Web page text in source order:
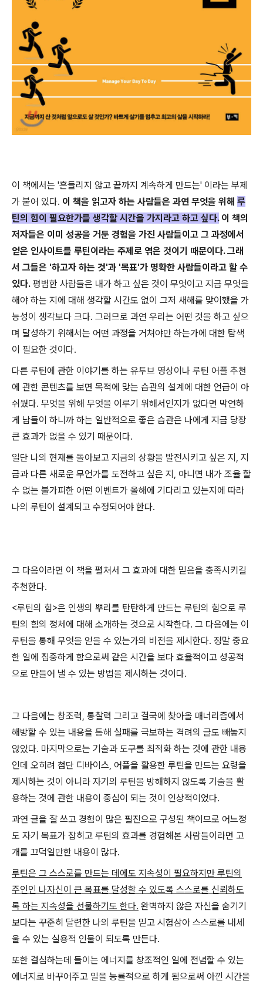
이 책에서는 '흔들리지 않고 끝까지 계속하게 만드는' 이라는 부제
가 붙어 있다. 이 책을 읽고자 하는 사람들은 과연 무엇을 위해 루
틴의 힘이 필요한가를 생각할 시간을 가지라고 하고 싶다.이 책의
저자들은 이미 성공을 거둔 경험을 가진 사람들이고 그 과정에서
얻은 인사이트를 루틴이라는 주제로 엮은 것이기 때문이다. 그래
서 그들은 '하고자 하는 것'과 '목표'가 명확한 사람들이라고 할 수
있다. 평범한 사람들은 내가 하고 싶은 것이 무엇이고 지금 무엇을
해야 하는 지에 대해 생각할 시간도 없이 그저 새해를 맞이했을 가
능성이 생각보다 크다. 그러므로 과연 우리는 어떤 것을 하고 싶으
며 달성하기 위해서는 어떤 과정을 거쳐야만 하는가에 대한 탐색
이 필요한 것이다.
다른 루틴에 관한 이야기를 하는 유투브 영상이나 루틴 어플 추천
에 관한 콘텐츠를 보면 목적에 맞는 습관의 설계에 대한 언급이 아
쉬웠다. 무엇을 위해 무엇을 이루기 위해서인지가 없다면 막연하
게 남들이 하니까 하는 일반적으로 좋은 습관은 나에게 지금 당장
큰 효과가 없을 수 있기 때문이다.
일단 나의 현재를 돌아보고 지금의 상황을 발전시키고 싶은 지, 지
금과 다른 새로운 무언가를 도전하고 싶은 지, 아니면 내가 조율 할
수 없는 불가피한 어떤 이벤트가 올해에 기다리고 있는지에 따라
나의 루틴이 설계되고 수정되어야 한다.
그 다음이라면 이 책을 펼쳐서 그 효과에 대한 믿음을 충족시키길
추천한다.
<루틴의 힘>은 인생의 뿌리를 탄탄하게 만드는 루틴의 힘으로 루
틴의 힘의 정체에 대해 소개하는 것으로 시작한다. 그 다음에는 이
루틴을 통해 무엇을 얻을 수 있는가의 비전을 제시한다. 정말 중요
한 일에 집중하게 함으로써 같은 시간을 보다 효율적이고 성공적
으로 만들어 낼 수 있는 방법을 제시하는 것이다.
그 다음에는 창조력, 통찰력 그리고 결국에 찾아올 매너리즘에서
해방할 수 있는 내용을 통해 실패를 극보하는 격려의 글도 빼놓지
않았다. 마지막으로는 기술과 도구를 최적화 하는 것에 관한 내용
인데 오히려 첨단 디바이스, 어플을 활용한 루틴을 만드는 요령을
제시하는 것이 아니라 자기의 루틴을 방해하지 않도록 기술을 활
용하는 것에 관한 내용이 중심이 되는 것이 인상적이었다.
과연 글을 잘 쓰고 경험이 많은 필진으로 구성된 책이므로 어느정
도 자기 목표가 잡히고 루틴의 효과를 경험해본 사람들이라면 고
개를 끄덕일만한 내용이 많다.
루틴은 그 스스로를 만드는 데에도 지속성이 필요하지만 루틴의
주인인 나자신이 큰 목표를 달성할 수 있도록 스스로를 신뢰하도
록 하는 지속성을 선물하기도 한다. 완벽하지 않은 자신을 숨기기
보다는 꾸준히 달련한 나의 루틴을 믿고 시험삼아 스스로를 내세
울 수 있는 실용적 인물이 되도록 만든다.
또한 결심하는데 들이는 에너지를 창조적인 일에 전념할 수 있는
에너지로 바꾸어주고 일을 능률적으로 하게 됨으로써 아낀 시간을